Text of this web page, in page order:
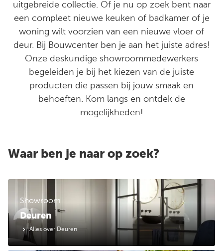
uitgebreide collectie. Of je nu op zoek bent naar
een compleet nieuwe keuken of badkamer of je
woning wilt voorzien van een nieuwe vloer of
deur. Bij Bouwcenter ben je aan het juiste adres!
Onze deskundige showroommedewerkers
begeleiden je bij het kiezen van de juiste
producten die passen bij jouw smaak en
behoeften. Kom langs en ontdek de
mogelijkheden!
Waar ben je naar op zoek?
Deuren
Showroom
Alles over Deuren